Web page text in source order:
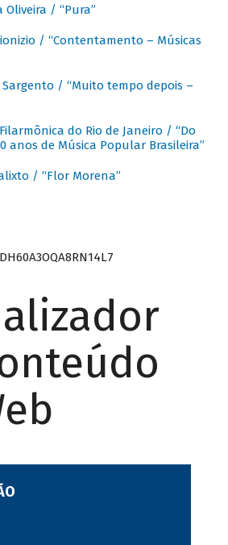
Oliveira / “Pura”
/ “Contentamento – Músicas
/ “Muito tempo depois –
do Rio de Janeiro / “Do
anos de Música Popular Brasileira”
/ “Flor Morena”